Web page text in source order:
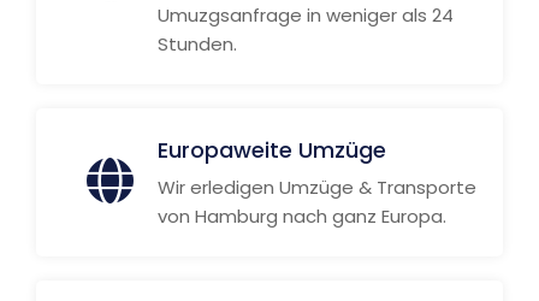
Umuzgsanfrage in weniger als 24
Stunden.
Europaweite Umzüge
Wir erledigen Umzüge & Transporte
von Hamburg nach ganz Europa.